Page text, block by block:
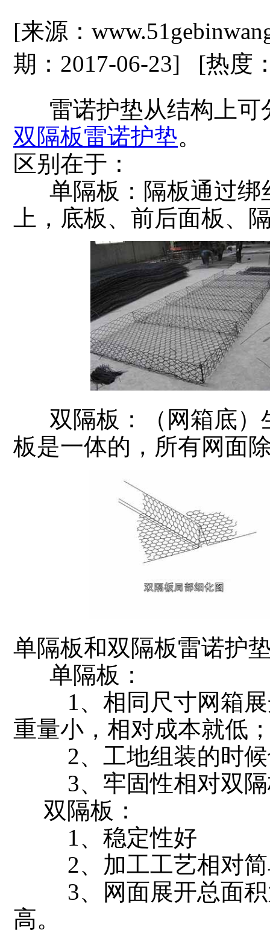
[来源：
期：2017-06-23] [热度
雷诺护垫从结构上可
双隔板雷诺护垫。
区别在于：
单隔板：隔板通过绑
上，底板、前后面板、
双隔板：（网箱底）
板是一体的，所有网面
单隔板和双隔板雷诺护
单隔板：
1、相同尺寸网箱展
重量小，相对成本就低
2、工地组装的时候
3、牢固性相对双隔
双隔板：
1、稳定性好
2、加工工艺相对简
3、网面展开总面积
高。